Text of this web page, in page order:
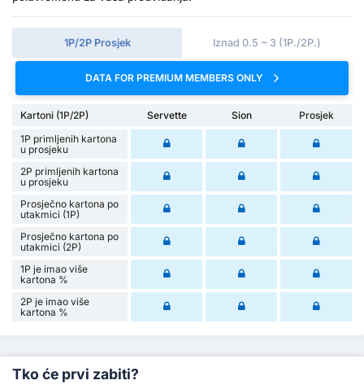
1P/2P Prosjek Iznad 0.5 ~ 3 (1P./2P.)
DATA FOR PREMIUM MEMBERS ONLY
Kartoni (1P/2P) Servette Sion
Prosjek
1P primljenih kartona
u prosjeku
2P primljenih kartona
u prosjeku
Prosječno kartona po
utakmici (1P)
Prosječno kartona po
utakmici (2P)
1P je imao više
kartona %
2P je imao više
kartona %
Tko će prvi zabiti?